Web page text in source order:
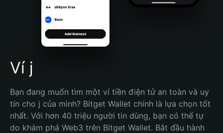
Português (Brasil)
Español (Argentina)
Ví j
Bạn đang muốn tìm một ví tiền điện tử an toàn và uy
tín cho j của mình? Bitget Wallet chính là lựa chọn tốt
nhất. Với hơn 40 triệu người tin dùng, bạn có thể tự
do khám phá Web3 trên Bitget Wallet. Bắt đầu hành